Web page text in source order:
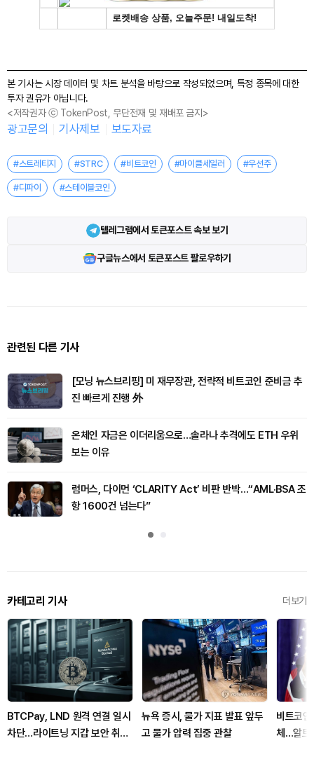
본 기사는 시장 데이터 및 차트 분석을 바탕으로 작성되었으며, 특정 종목에 대한
투자 권유가 아닙니다.
<저작권자 ⓒ TokenPost, 무단전재 및 재배포 금지>
광고문의 기사제보 보도자료
#스트레티지 #STRC #비트코인 #마이클세일러 #우선주
#디파이 #스테이블코인
텔레그램에서 토큰포스트 속보 보기
구글뉴스에서 토큰포스트 팔로우하기
관련된 다른 기사
[모닝 뉴스브리핑] 미 재무장관, 전략적 비트코인 준비금 추
진 빠르게 진행 外
온체인 자금은 이더리움으로…솔라나 추격에도 ETH 우위
보는 이유
럼머스, 다이먼 ‘CLARITY Act’ 비판 반박…“AML·BSA 조
항 1600건 넘는다”
카테고리 기사 더보기
BTCPay, LND 원격 연결 일시
차단…라이트닝 지갑 보안 취약
뉴욕 증시, 물가 지표 발표 앞두
고 물가 압력 집중 관찰
비트코
체…알트